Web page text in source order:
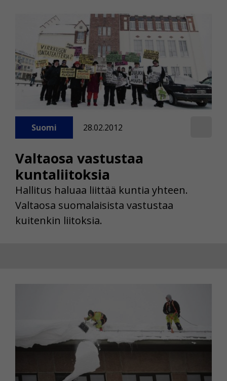
Valtaosa vastustaa
kuntaliitoksia
Suomi 28.02.2012
Hallitus haluaa liittää kuntia yhteen.
Valtaosa suomalaisista vastustaa
kuitenkin liitoksia.